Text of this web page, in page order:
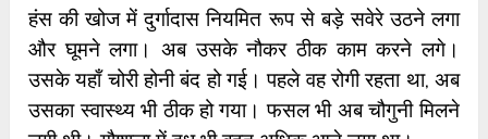
हंस की खोज में दुर्गादास नियमित रूप से बड़े सवेरे उठने लगा
और घूमने लगा। अब उसके नौकर ठीक काम करने लगे।
उसके यहाँ चोरी होनी बंद हो गई। पहले वह रोगी रहता था, अब
उसका स्वास्थ्य भी ठीक हो गया। फसल भी अब चौगुनी मिलने